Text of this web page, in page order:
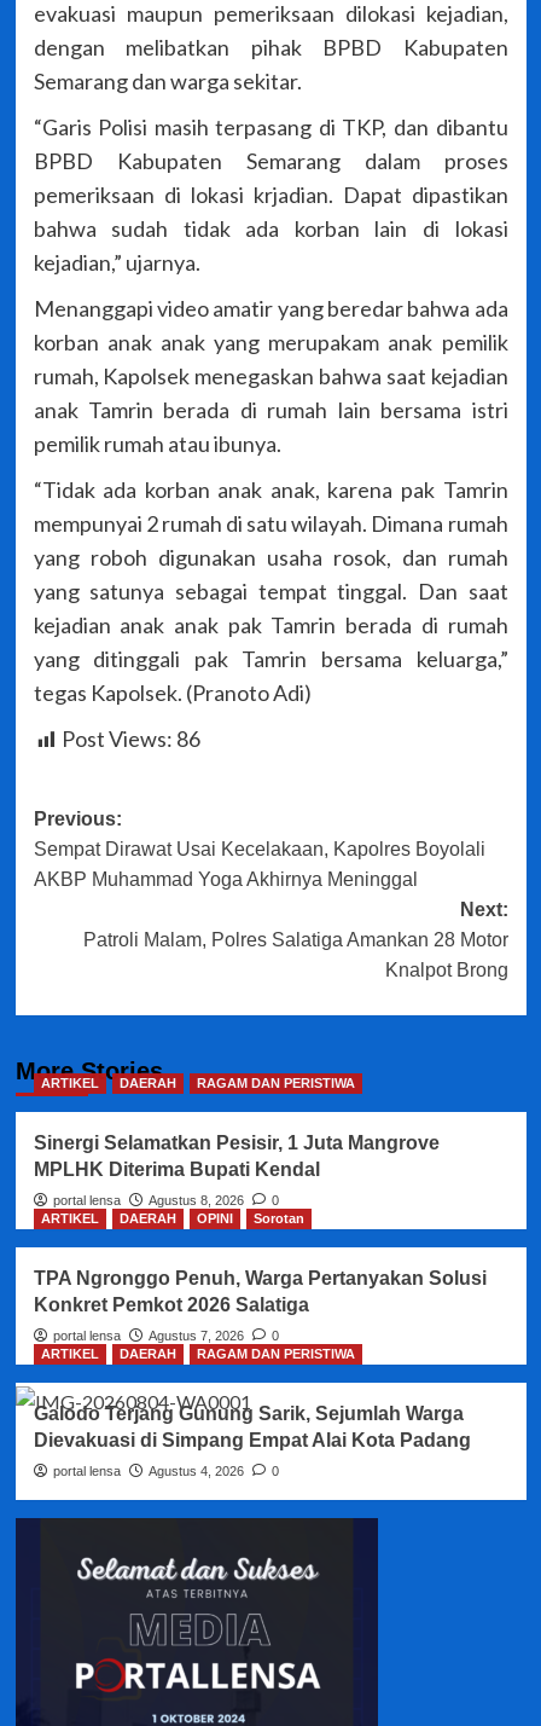
evakuasi maupun pemeriksaan dilokasi kejadian,
dengan melibatkan pihak BPBD Kabupaten
Semarang dan warga sekitar.
“Garis Polisi masih terpasang di TKP, dan dibantu
BPBD Kabupaten Semarang dalam proses
pemeriksaan di lokasi krjadian. Dapat dipastikan
bahwa sudah tidak ada korban lain di lokasi
kejadian,” ujarnya.
Menanggapi video amatir yang beredar bahwa ada
korban anak anak yang merupakam anak pemilik
rumah, Kapolsek menegaskan bahwa saat kejadian
anak Tamrin berada di rumah lain bersama istri
pemilik rumah atau ibunya.
“Tidak ada korban anak anak, karena pak Tamrin
mempunyai 2 rumah di satu wilayah. Dimana rumah
yang roboh digunakan usaha rosok, dan rumah
yang satunya sebagai tempat tinggal. Dan saat
kejadian anak anak pak Tamrin berada di rumah
yang ditinggali pak Tamrin bersama keluarga,”
tegas Kapolsek. (Pranoto Adi)
Post Views: 86
Post
navigation
Previous:
Sempat Dirawat Usai Kecelakaan, Kapolres Boyolali
AKBP Muhammad Yoga Akhirnya Meninggal
Next:
Patroli Malam, Polres Salatiga Amankan 28 Motor
Knalpot Brong
More Stories
ARTIKEL DAERAH RAGAM DAN PERISTIWA
Sinergi Selamatkan Pesisir, 1 Juta Mangrove
MPLHK Diterima Bupati Kendal
portal lensa Agustus 8, 2026
0
ARTIKEL
DAERAH OPINI Sorotan
TPA Ngronggo Penuh, Warga Pertanyakan Solusi
Konkret Pemkot 2026 Salatiga
portal lensa Agustus 7, 2026
0
ARTIKEL
DAERAH RAGAM DAN PERISTIWA
Galodo Terjang Gunung Sarik, Sejumlah Warga
Dievakuasi di Simpang Empat Alai Kota Padang
portal lensa Agustus 4, 2026 0